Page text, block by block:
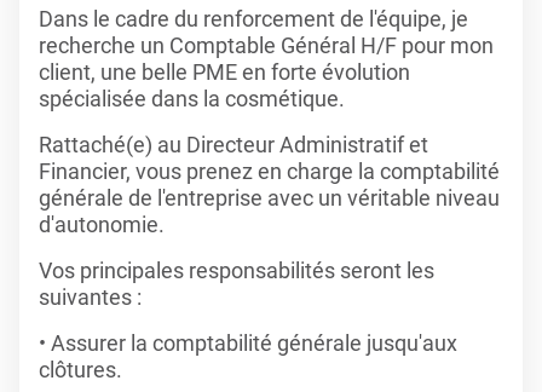
Dans le cadre du renforcement de l'équipe, je
recherche un Comptable Général H/F pour mon
client, une belle PME en forte évolution
spécialisée dans la cosmétique.
Rattaché(e) au Directeur Administratif et
Financier, vous prenez en charge la comptabilité
générale de l'entreprise avec un véritable niveau
d'autonomie.
Vos principales responsabilités seront les
suivantes :
Assurer la comptabilité générale jusqu'aux
clôtures.